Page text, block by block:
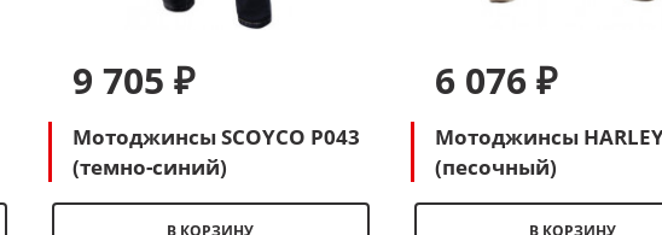
9 705 ₽
Мотоджинсы SCOYCO P043
(темно-синий)
В КОРЗИНУ
6 076 ₽
Мотоджинсы
(песочный)
В КОРЗИНУ